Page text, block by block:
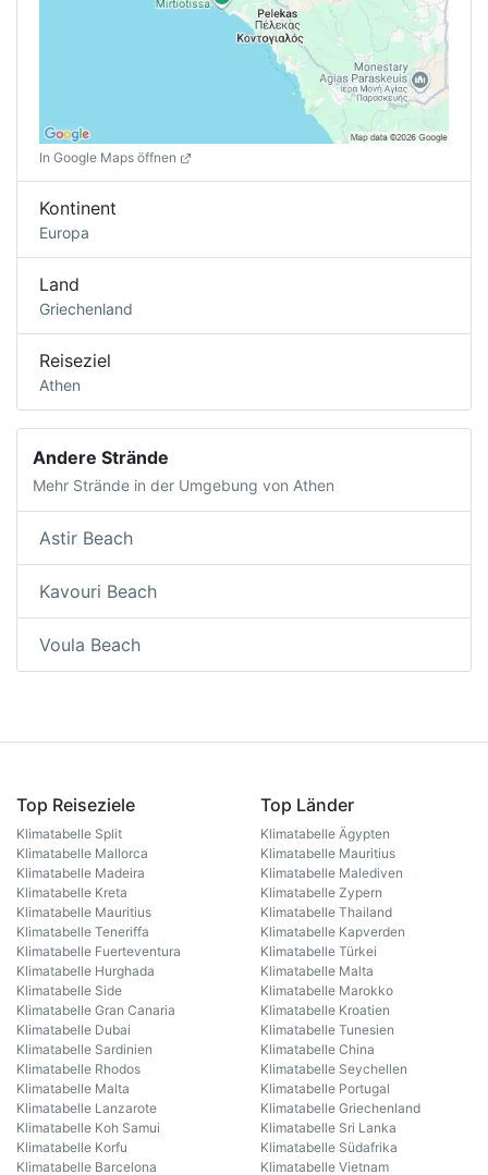
In Google Maps öffnen
Kontinent
Europa
Land
Griechenland
Reiseziel
Athen
Andere Strände
Mehr Strände in der Umgebung von Athen
Astir Beach
Kavouri Beach
Voula Beach
Top Reiseziele
Klimatabelle Split
Klimatabelle Mallorca
Klimatabelle Madeira
Klimatabelle Kreta
Klimatabelle Mauritius
Klimatabelle Teneriffa
Klimatabelle Fuerteventura
Klimatabelle Hurghada
Klimatabelle Side
Klimatabelle Gran Canaria
Klimatabelle Dubai
Klimatabelle Sardinien
Klimatabelle Rhodos
Klimatabelle Malta
Klimatabelle Lanzarote
Klimatabelle Koh Samui
Klimatabelle Korfu
Klimatabelle Barcelona
Top Länder
Klimatabelle Ägypten
Klimatabelle Mauritius
Klimatabelle Malediven
Klimatabelle Zypern
Klimatabelle Thailand
Klimatabelle Kapverden
Klimatabelle Türkei
Klimatabelle Malta
Klimatabelle Marokko
Klimatabelle Kroatien
Klimatabelle Tunesien
Klimatabelle China
Klimatabelle Seychellen
Klimatabelle Portugal
Klimatabelle Griechenland
Klimatabelle Sri Lanka
Klimatabelle Südafrika
Klimatabelle Vietnam